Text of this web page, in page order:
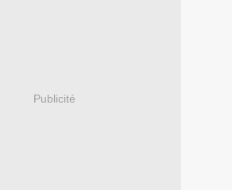
Publicité